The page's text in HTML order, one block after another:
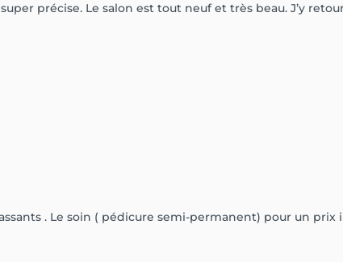
précise. Le salon est tout neuf et très beau. J’y
. Le soin ( pédicure semi-permanent) pour un